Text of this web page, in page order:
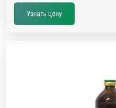
Узнать цену